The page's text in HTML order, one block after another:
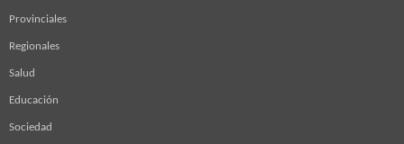
Provinciales
Regionales
Salud
Educación
Sociedad